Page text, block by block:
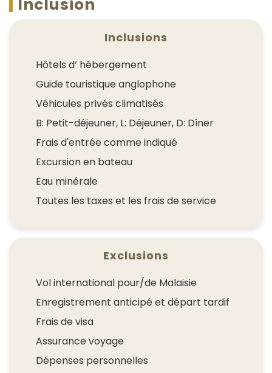
Inclusion
Inclusions
Hôtels d’ hébergement
Guide touristique anglophone
Véhicules privés climatisés
B: Petit-déjeuner, L: Déjeuner, D: Dîner
Frais d'entrée comme indiqué
Excursion en bateau
Eau minérale
Toutes les taxes et les frais de service
Exclusions
Vol international pour/de Malaisie
Enregistrement anticipé et départ tardif
Frais de visa
Assurance voyage
Dépenses personnelles